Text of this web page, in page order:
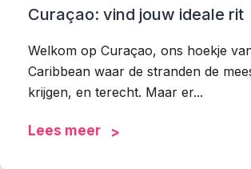
Curaçao: vind jouw ideale rit
Welkom op Curaçao, ons hoekje
Caribbean waar de stranden de
krijgen, en terecht. Maar er...
Lees meer